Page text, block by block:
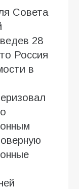
Совета
28
Россия
в